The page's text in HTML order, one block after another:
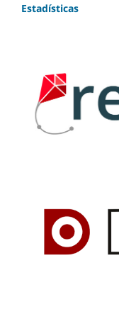
Estadísticas